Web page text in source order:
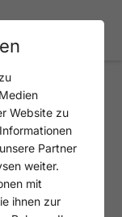
Website zu
Partner
weiter.
mit
ihnen zur